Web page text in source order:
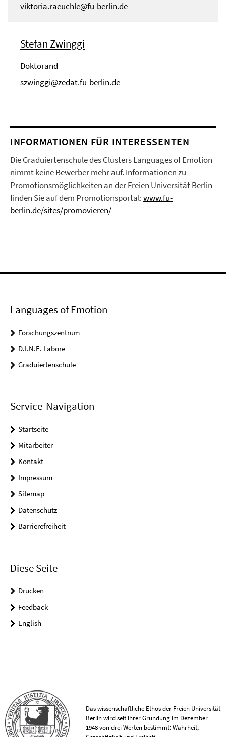
viktoria.raeuchle@fu-berlin.de
Stefan Zwinggi
Doktorand
szwinggi@zedat.fu-berlin.de
INFORMATIONEN FÜR INTERESSENTEN
Die Graduiertenschule des Clusters Languages of Emotion
nimmt keine Bewerber mehr auf. Informationen zu
Promotionsmöglichkeiten an der Freien Universität Berlin
finden Sie auf dem Promotionsportal:www.fu-
berlin.de/sites/promovieren/
Languages of Emotion
Forschungszentrum
D.I.N.E. Labore
Graduiertenschule
Service-Navigation
Startseite
Mitarbeiter
Kontakt
Impressum
Sitemap
Datenschutz
Barrierefreiheit
Diese Seite
Drucken
Feedback
English
Das wissenschaftliche Ethos der Freien Universität
Berlin wird seit ihrer Gründung im Dezember
1948 von drei Werten bestimmt: Wahrheit,